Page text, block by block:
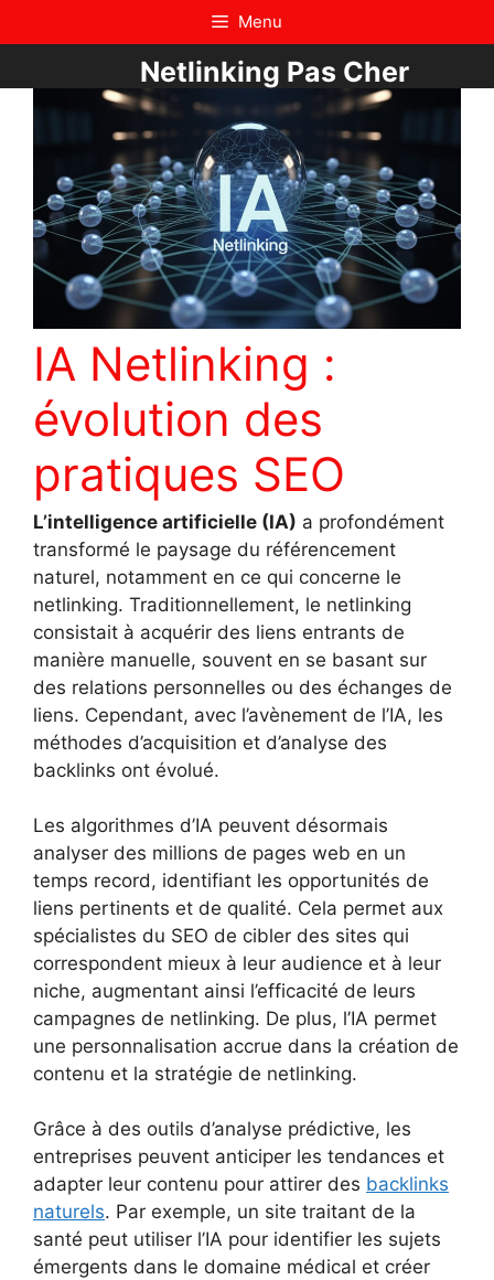
au
Menu
Netlinking Pas Cher
IA Netlinking :
évolution des
pratiques SEO
L’intelligence artificielle (IA) a profondément
transformé le paysage du référencement
naturel, notamment en ce qui concerne le
netlinking. Traditionnellement, le netlinking
consistait à acquérir des liens entrants de
manière manuelle, souvent en se basant sur
des relations personnelles ou des échanges de
liens. Cependant, avec l’avènement de l’IA, les
méthodes d’acquisition et d’analyse des
backlinks ont évolué.
Les algorithmes d’IA peuvent désormais
analyser des millions de pages web en un
temps record, identifiant les opportunités de
liens pertinents et de qualité. Cela permet aux
spécialistes du SEO de cibler des sites qui
correspondent mieux à leur audience et à leur
niche, augmentant ainsi l’efficacité de leurs
campagnes de netlinking. De plus, l’IA permet
une personnalisation accrue dans la création de
contenu et la stratégie de netlinking.
Grâce à des outils d’analyse prédictive, les
entreprises peuvent anticiper les tendances et
adapter leur contenu pour attirer des backlinks
naturels. Par exemple, un site traitant de la
santé peut utiliser l’IA pour identifier les sujets
émergents dans le domaine médical et créer